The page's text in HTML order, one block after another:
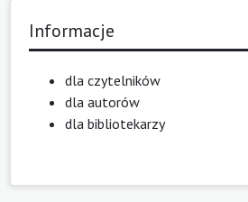
Informacje
dla czytelników
dla autorów
dla bibliotekarzy